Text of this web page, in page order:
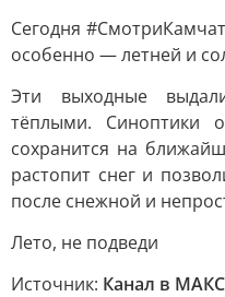
Сегодня
особенно — летней и
Эти выходные
тёплыми. Синоптики
сохранится на
растопит снег и
после снежной и
Лето, не подведи
Источник: Канал в